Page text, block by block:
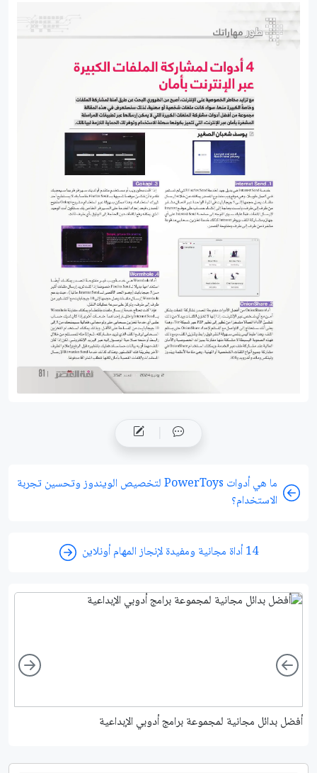
ما هي أدوات PowerToys لتخصيص الويندوز وتحسين تجربة
الاستخدام؟
14 أداة مجانية ومفيدة لإنجاز المهام أونلاين
أفضل بدائل مجانية لمجموعة برامج أدوبي الإبداعية
Left